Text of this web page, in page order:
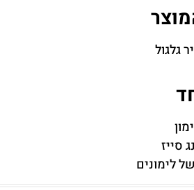
גלגול
סייז
לימונים